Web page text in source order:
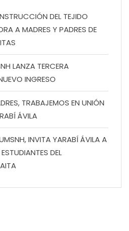
DEL TEJIDO
A MADRES Y PADRES DE
LANZA TERCERA
INGRESO
TRABAJEMOS EN UNIÓN
ÁVILA
INVITA YARABÍ ÁVILA A
DEL